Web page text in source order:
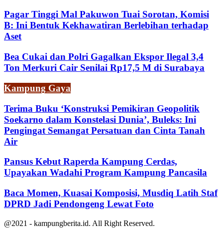
Pagar Tinggi Mal Pakuwon Tuai Sorotan, Komisi
B: Ini Bentuk Kekhawatiran Berlebihan terhadap
Aset
Bea Cukai dan Polri Gagalkan Ekspor Ilegal 3,4
Ton Merkuri Cair Senilai Rp17,5 M di Surabaya
Kampung Gaya
Terima Buku ‘Konstruksi Pemikiran Geopolitik
Soekarno dalam Konstelasi Dunia’, Buleks: Ini
Pengingat Semangat Persatuan dan Cinta Tanah
Air
Pansus Kebut Raperda Kampung Cerdas,
Upayakan Wadahi Program Kampung Pancasila
Baca Momen, Kuasai Komposisi, Musdiq Latih Staf
DPRD Jadi Pendongeng Lewat Foto
@2021 - kampungberita.id. All Right Reserved.